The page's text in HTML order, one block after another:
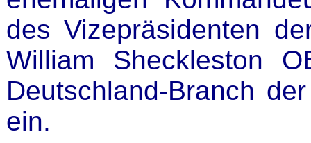
des Vizepräsidenten
William Sheckleston
Deutschland-Branch
ein.